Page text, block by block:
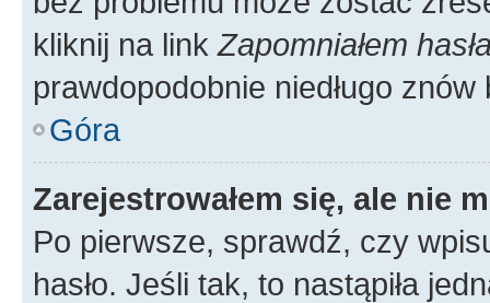
kliknij na link Zapomniałem
prawdopodobnie niedługo
Góra
Zarejestrowałem się, ale nie
Po pierwsze, sprawdź, czy
hasło. Jeśli tak, to nastąpiła